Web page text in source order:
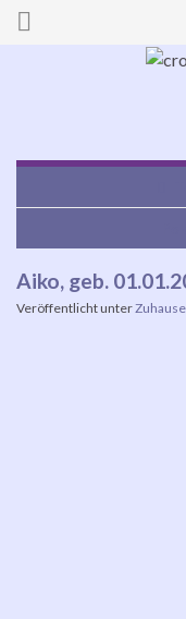
Search
Aiko, geb.
Veröffentlicht unter